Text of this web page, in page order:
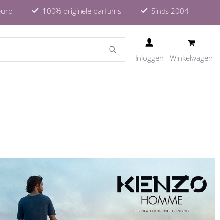
100% originele parfums Sinds 2004
Inloggen Winkelwagen